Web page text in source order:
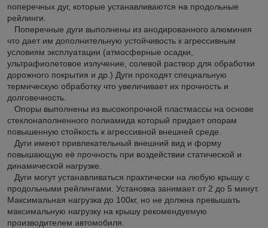
поперечных дуг, которые устанавливаются на продольные
рейлинги.
Поперечные дуги выполнены из анодированного алюминия
что дает им дополнительную устойчивость к агрессивным
условиям эксплуатации (атмосферные осадки,
ультрафиолетовое излучение, солевой раствор для обработки
дорожного покрытия и др.) Дуги проходят специальную
термическую обработку что увеличивает их прочность и
долговечность.
Опоры выполнены из высокопрочной пластмассы на основе
стеклонаполненного полиамида который придает опорам
повышенную стойкость к агрессивной внешней среде.
Дуги имеют привлекательный внешний вид и форму
повышающую её прочность при воздействии статической и
динамической нагрузке.
Дуги могут устанавливаться практически на любую крышу с
продольными рейлингами. Установка занимает от 2 до 5 минут.
Максимальная нагрузка до 100кг, но не должна превышать
максимальную нагрузку на крышу рекомендуемую
производителем автомобиля.